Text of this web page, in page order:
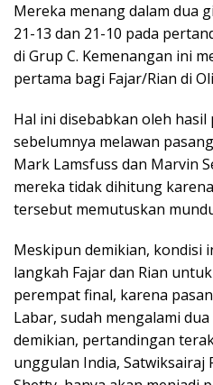
Mereka menang dalam dua
21-13 dan 21-10 pada
di Grup C. Kemenangan ini
pertama bagi Fajar/Rian di
Hal ini disebabkan oleh
sebelumnya melawan
Mark Lamsfuss dan Marvin
mereka tidak dihitung
tersebut memutuskan
Meskipun demikian, kondisi
langkah Fajar dan Rian
perempat final, karena
Labar, sudah mengalami
demikian, pertandingan
unggulan India, Satwiksairaj